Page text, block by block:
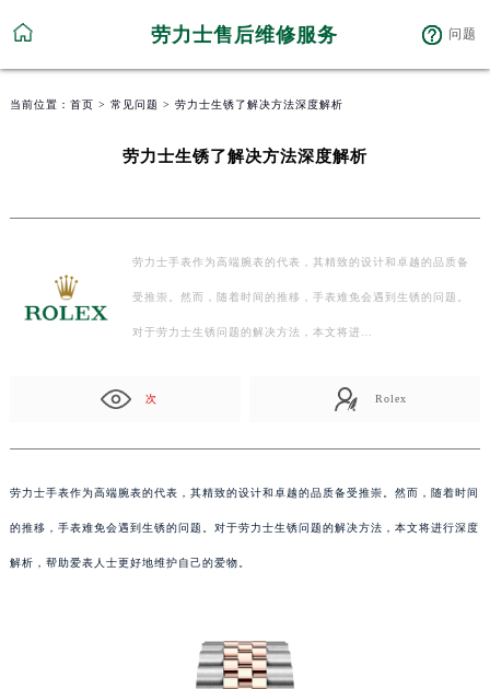
劳力士售后维修服务 问题
当前位置： 首页 > 常见问题 > 劳力士生锈了解决方法深度解析
劳力士生锈了解决方法深度解析
劳力士手表作为高端腕表的代表，其精致的设计和卓越的品质备
受推崇。然而，随着时间的推移，手表难免会遇到生锈的问题。
对于劳力士生锈问题的解决方法，本文将进…
次 Rolex
劳力士手表作为高端腕表的代表，其精致的设计和卓越的品质备受推崇。然而，随着时间
的推移，手表难免会遇到生锈的问题。对于劳力士生锈问题的解决方法，本文将进行深度
解析，帮助爱表人士更好地维护自己的爱物。